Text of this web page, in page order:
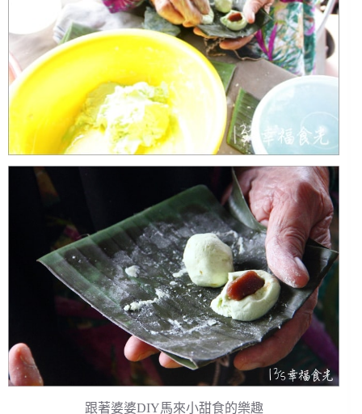
跟著婆婆DIY馬來小甜食的樂趣